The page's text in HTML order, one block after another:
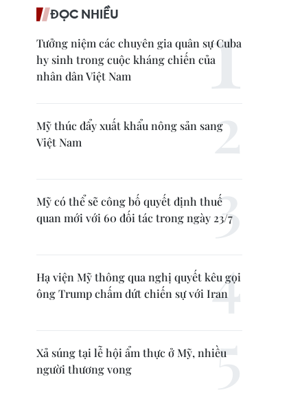
ĐỌC NHIỀU
Tưởng niệm các chuyên gia quân sự Cuba
hy sinh trong cuộc kháng chiến của
nhân dân Việt Nam
Mỹ thúc đẩy xuất khẩu nông sản sang
Việt Nam
Mỹ có thể sẽ công bố quyết định thuế
quan mới với 60 đối tác trong ngày 23/7
Hạ viện Mỹ thông qua nghị quyết kêu gọi
ông Trump chấm dứt chiến sự với Iran
Xả súng tại lễ hội ẩm thực ở Mỹ, nhiều
người thương vong